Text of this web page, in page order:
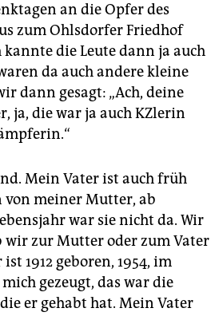
an die Opfer des
zum Ohlsdorfer Friedhof
die Leute dann ja auch
da auch andere kleine
dann gesagt: „Ach, deine
ja, die war ja auch KZlerin
Mein Vater ist auch früh
von meiner Mutter, ab
war sie nicht da. Wir
zur Mutter oder zum Vater
1912 geboren, 1954, im
gezeugt, das war die
er gehabt hat. Mein Vater